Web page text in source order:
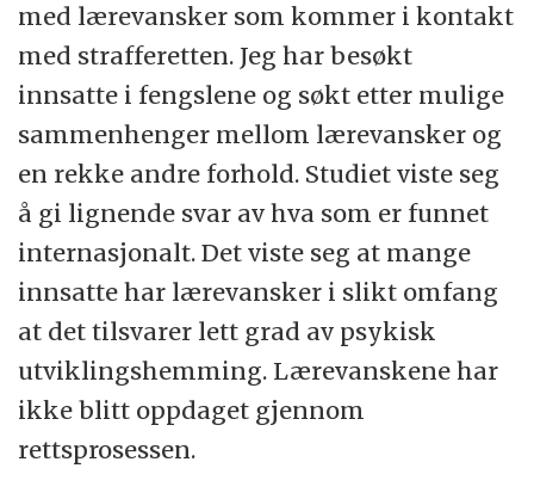
med lærevansker som kommer i kontakt
med strafferetten. Jeg har besøkt
innsatte i fengslene og søkt etter mulige
sammenhenger mellom lærevansker og
en rekke andre forhold. Studiet viste seg
å gi lignende svar av hva som er funnet
internasjonalt. Det viste seg at mange
innsatte har lærevansker i slikt omfang
at det tilsvarer lett grad av psykisk
utviklingshemming. Lærevanskene har
ikke blitt oppdaget gjennom
rettsprosessen.